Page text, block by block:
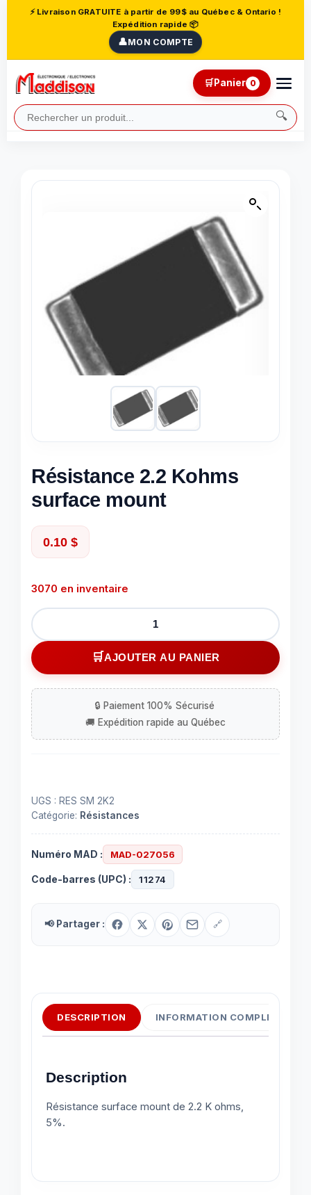
⚡ Livraison GRATUITE à partir de 99$ au Québec & Ontario !
Expédition rapide 📦
👤MON COMPTE
🔍
🛒Panier 0
Résistance 2.2 Kohms
surface mount
0.10 $
3070 en inventaire
quantité
de
Résistance
2.2
surface
mount
AJOUTER AU PANIER
UGS : RES SM 2K2
Catégorie: Résistances
Numéro MAD : MAD-027056
Code-barres (UPC) : 11274
📢 Partager : 🔗
DESCRIPTION INFORMATION
Description
Résistance surface mount de 2.2 K ohms,
5%.